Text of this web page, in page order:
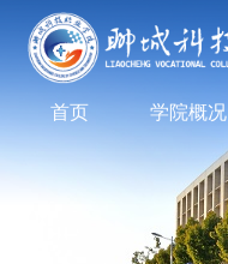
首页 学院概况